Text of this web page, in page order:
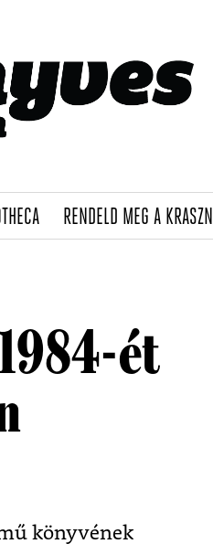
(CURRENT)
RENDELD MEG A
ét
könyvének